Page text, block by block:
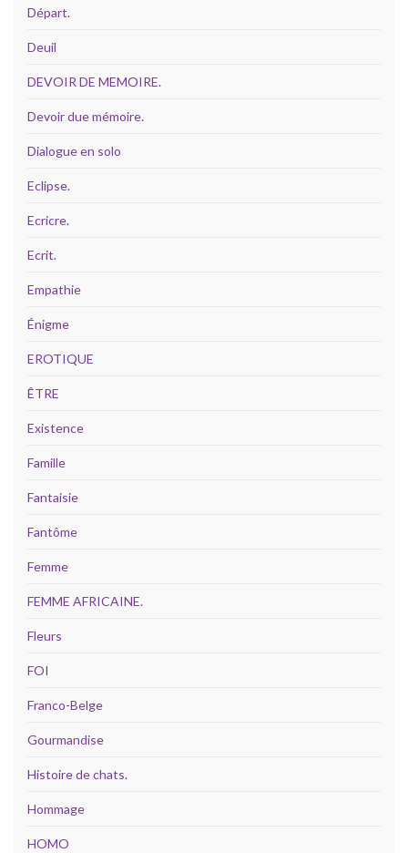
Départ.
Deuil
DEVOIR DE MEMOIRE.
Devoir due mémoire.
Dialogue en solo
Eclipse.
Ecricre.
Ecrit.
Empathie
Énigme
EROTIQUE
ÊTRE
Existence
Famille
Fantaisie
Fantôme
Femme
FEMME AFRICAINE.
Fleurs
FOI
Franco-Belge
Gourmandise
Histoire de chats.
Hommage
HOMO